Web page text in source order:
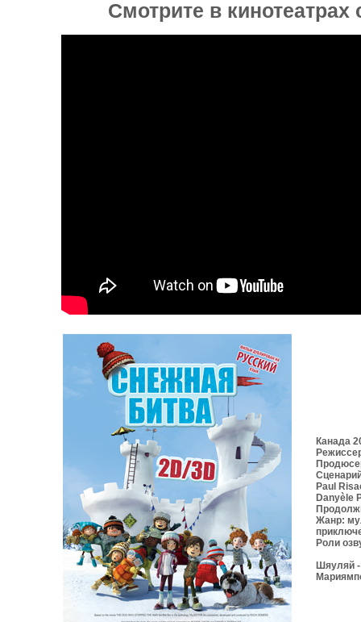
Смотрите в кинотеатрах
Канада
Paul
Danyèle
Жанр:
Роли
Шяуляй